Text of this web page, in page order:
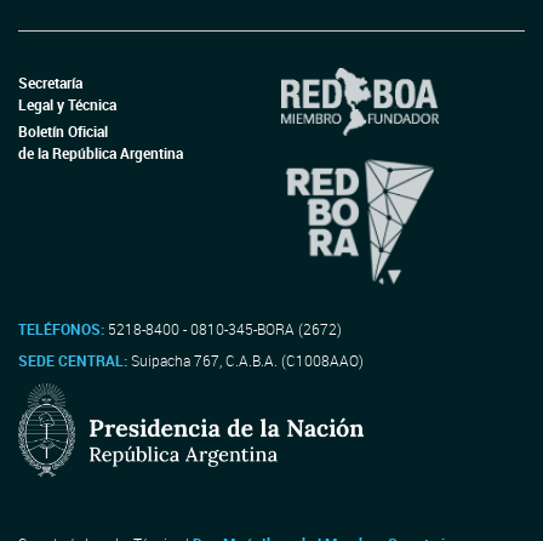
Secretaría
Legal y Técnica
Boletín Oficial
de la República Argentina
TELÉFONOS: 5218-8400 - 0810-345-BORA (2672)
SEDE CENTRAL:Suipacha 767, C.A.B.A. (C1008AAO)